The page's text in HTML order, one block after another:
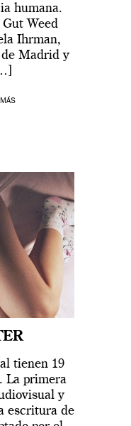
humana.
Weed
Ihrman,
de Madrid y
tienen 19
La primera
y
escritura de